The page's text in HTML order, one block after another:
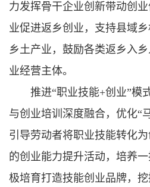
力发挥骨干企业创新带动创
业促进返乡创业，支持县域
乡土产业，鼓励各类返乡入
业经营主体。
推进“职业技能+创业”模
与创业培训深度融合，优化“
引导劳动者将职业技能转化
的创业能力提升活动，培养
极培育打造技能创业品牌，